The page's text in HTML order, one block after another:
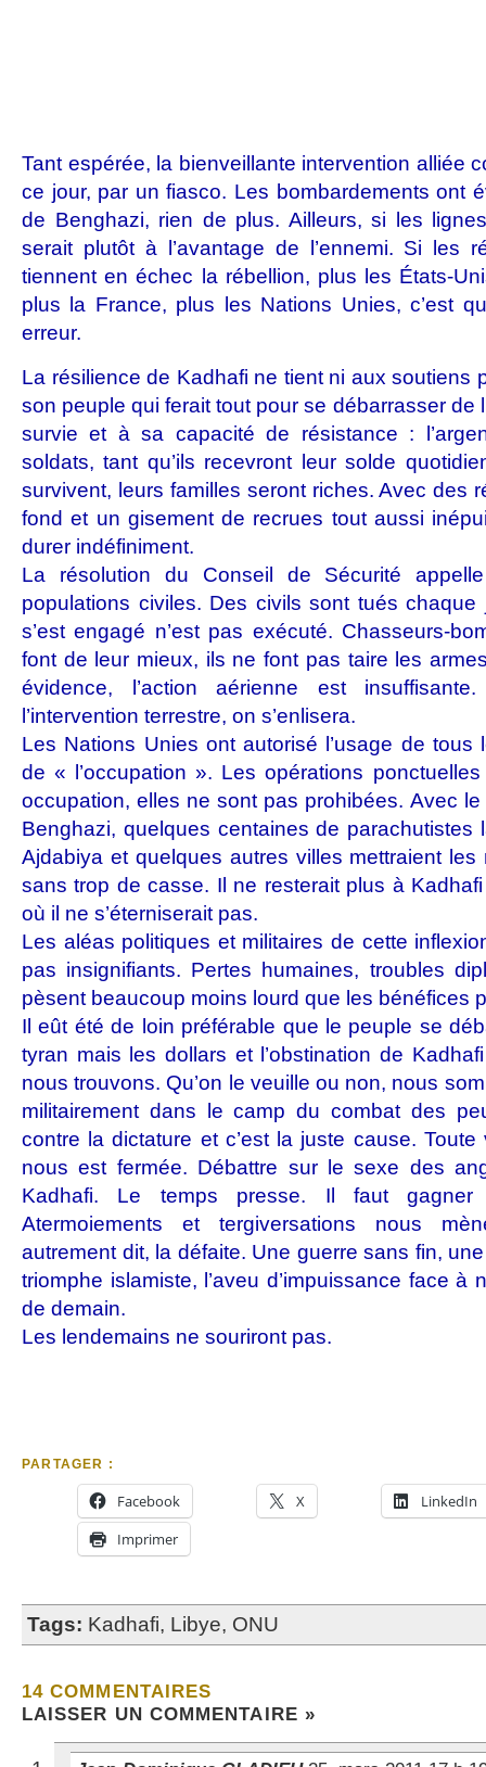
Tant espérée, la bienveillante intervention alliée
ce jour, par un fiasco. Les bombardements ont
de Benghazi, rien de plus. Ailleurs, si les
serait plutôt à l’avantage de l’ennemi. Si les
tiennent en échec la rébellion, plus les États-
plus la France, plus les Nations Unies, c’est
erreur.
La résilience de Kadhafi ne tient ni aux soutiens
son peuple qui ferait tout pour se débarrasser de
survie et à sa capacité de résistance :
soldats, tant qu’ils recevront leur solde
survivent, leurs familles seront riches. Avec des
fond et un gisement de recrues tout aussi
durer indéfiniment.
La résolution du Conseil de Sécurité
populations civiles. Des civils sont tués
s’est engagé n’est pas exécuté. Chasseurs-
font de leur mieux, ils ne font pas taire les
évidence, l’action aérienne est insuffisante.
l’intervention terrestre, on s’enlisera.
Les Nations Unies ont autorisé l’usage de tous
de « l’occupation ». Les opérations
occupation, elles ne sont pas prohibées. Avec
Benghazi, quelques centaines de parachutistes
Ajdabiya et quelques autres villes mettraient
sans trop de casse. Il ne resterait plus à
où il ne s’éterniserait pas.
Les aléas politiques et militaires de cette
pas insignifiants. Pertes humaines, troubles
pèsent beaucoup moins lourd que les bénéfices
Il eût été de loin préférable que le peuple se
tyran mais les dollars et l’obstination de
nous trouvons. Qu’on le veuille ou non, nous
militairement dans le camp du combat des
contre la dictature et c’est la juste cause.
nous est fermée. Débattre sur le sexe des
Kadhafi. Le temps presse. Il faut
Atermoiements et tergiversations nous
autrement dit, la défaite. Une guerre sans fin,
triomphe islamiste, l’aveu d’impuissance face à
de demain.
Les lendemains ne souriront pas.
PARTAGER :
Facebook X
LinkedIn
Imprimer
Tags: Kadhafi, Libye, ONU
14 COMMENTAIRES
LAISSER UN COMMENTAIRE »